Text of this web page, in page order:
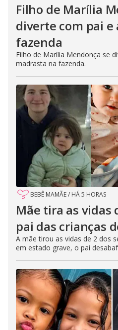
Filho de Marília
diverte com pai e
fazenda
Filho de Marília Mendonça se
madrasta na fazenda.
BEBÊ MAMÃE/ HÁ 5 HORAS
Mãe tira as vidas
pai das crianças
A mãe tirou as vidas de 2 dos
em estado grave, o pai